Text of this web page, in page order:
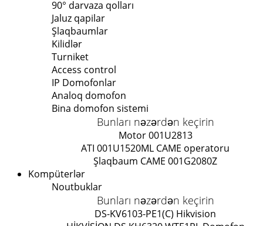
90° darvaza qolları
Jaluz qapilar
Şlaqbaumlar
Kilidlər
Turniket
Access control
IP Domofonlar
Analoq domofon
Bina domofon sistemi
Bunları nəzərdən keçirin
Motor 001U2813
ATI 001U1520ML CAME operatoru
Şlaqbaum CAME 001G2080Z
Kompüterlər
Noutbuklar
Bunları nəzərdən keçirin
DS-KV6103-PE1(C) Hikvision